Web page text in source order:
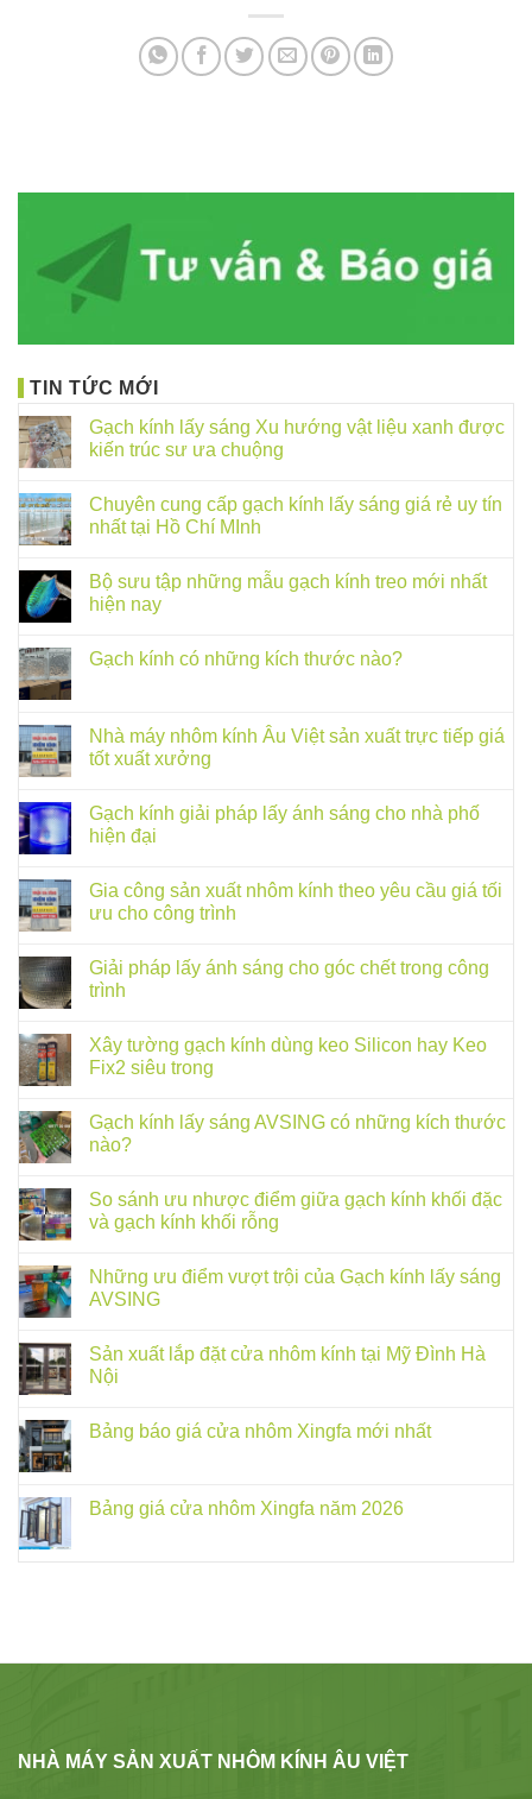
TIN TỨC MỚI
Gạch kính lấy sáng Xu hướng vật liệu xanh được
kiến trúc sư ưa chuộng
Chuyên cung cấp gạch kính lấy sáng giá rẻ uy tín
nhất tại Hồ Chí MInh
Bộ sưu tập những mẫu gạch kính treo mới nhất
hiện nay
Gạch kính có những kích thước nào?
Nhà máy nhôm kính Âu Việt sản xuất trực tiếp giá
tốt xuất xưởng
Gạch kính giải pháp lấy ánh sáng cho nhà phố
hiện đại
Gia công sản xuất nhôm kính theo yêu cầu giá tối
ưu cho công trình
Giải pháp lấy ánh sáng cho góc chết trong công
trình
Xây tường gạch kính dùng keo Silicon hay Keo
Fix2 siêu trong
Gạch kính lấy sáng AVSING có những kích thước
nào?
So sánh ưu nhược điểm giữa gạch kính khối đặc
và gạch kính khối rỗng
Những ưu điểm vượt trội của Gạch kính lấy sáng
AVSING
Sản xuất lắp đặt cửa nhôm kính tại Mỹ Đình Hà
Nội
Bảng báo giá cửa nhôm Xingfa mới nhất
Bảng giá cửa nhôm Xingfa năm 2026
NHÀ MÁY SẢN XUẤT NHÔM KÍNH ÂU VIỆT